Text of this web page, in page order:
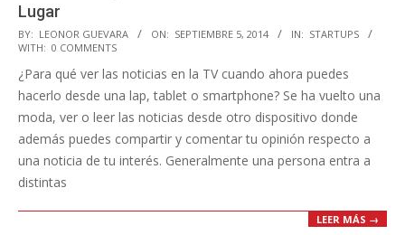
Lugar
2014-
09-
05
BY: LEONOR GUEVARA ON: SEPTIEMBRE 5, 2014 IN: STARTUPS
WITH: 0 COMMENTS
¿Para qué ver las noticias en la TV cuando ahora puedes
hacerlo desde una lap, tablet o smartphone? Se ha vuelto una
moda, ver o leer las noticias desde otro dispositivo donde
además puedes compartir y comentar tu opinión respecto a
una noticia de tu interés. Generalmente una persona entra a
distintas
LEER MÁS →